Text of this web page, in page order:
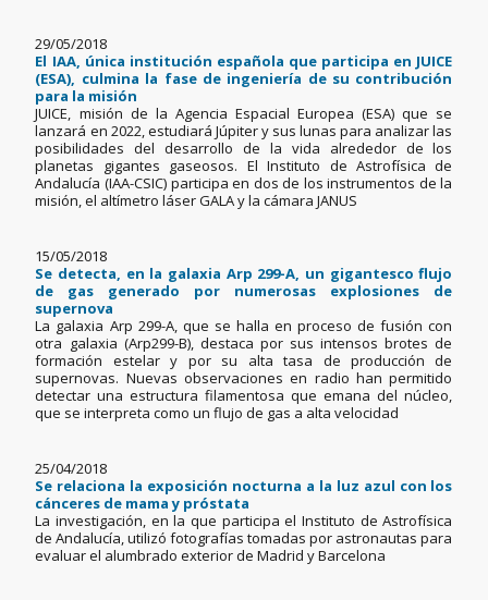
29/05/2018
El IAA, única institución española que participa en JUICE
(ESA), culmina la fase de ingeniería de su contribución
para la misión
JUICE, misión de la Agencia Espacial Europea (ESA) que se
lanzará en 2022, estudiará Júpiter y sus lunas para analizar las
posibilidades del desarrollo de la vida alrededor de los
planetas gigantes gaseosos. El Instituto de Astrofísica de
Andalucía (IAA-CSIC) participa en dos de los instrumentos de la
misión, el altímetro láser GALA y la cámara JANUS
15/05/2018
Se detecta, en la galaxia Arp 299-A, un gigantesco flujo
de gas generado por numerosas explosiones de
supernova
La galaxia Arp 299-A, que se halla en proceso de fusión con
otra galaxia (Arp299-B), destaca por sus intensos brotes de
formación estelar y por su alta tasa de producción de
supernovas. Nuevas observaciones en radio han permitido
detectar una estructura filamentosa que emana del núcleo,
que se interpreta como un flujo de gas a alta velocidad
25/04/2018
Se relaciona la exposición nocturna a la luz azul con los
cánceres de mama y próstata
La investigación, en la que participa el Instituto de Astrofísica
de Andalucía, utilizó fotografías tomadas por astronautas para
evaluar el alumbrado exterior de Madrid y Barcelona